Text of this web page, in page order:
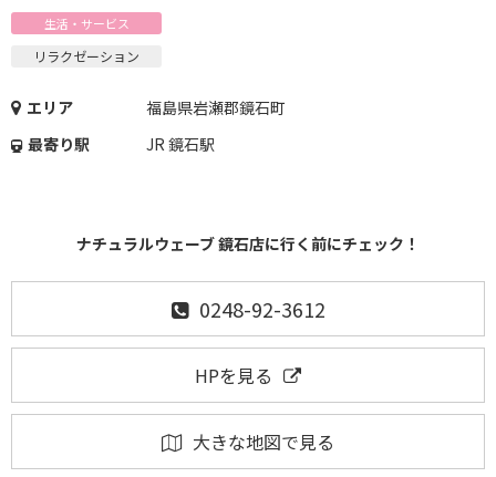
生活・サービス
リラクゼーション
エリア
福島県岩瀬郡鏡石町
最寄り駅
JR 鏡石駅
ナチュラルウェーブ 鏡石店に行く前にチェック！
0248-92-3612
HPを見る
大きな地図で見る